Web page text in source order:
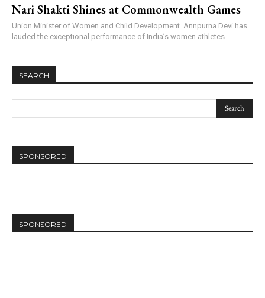
Nari Shakti Shines at Commonwealth Games
Union Minister of Women and Child Development Annpurna Devi has
lauded the exceptional performance of India’s women athletes...
SEARCH
SPONSORED
SPONSORED